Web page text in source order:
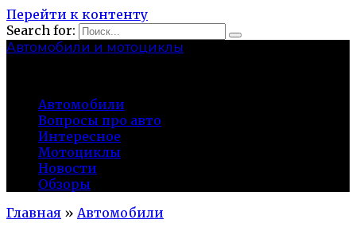
Перейти к контенту
Search for:
Автомобили и мотоциклы
Автомобили
Вопросы про авто
Интересное
Мотоциклы
Новости
Обзоры
Главная » Автомобили